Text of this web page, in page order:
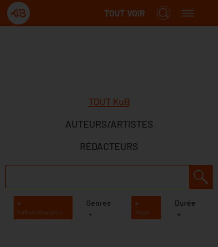
TOUT VOIR
TOUT KuB
AUTEURS/ARTISTES
RÉDACTEURS
✕
Portrait/Rencontre
Genres
✕
Moyen
Durée